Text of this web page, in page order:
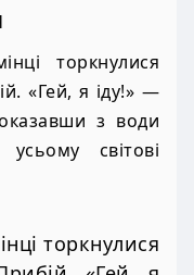
торкнулися
«Гей, я іду!» —
з води
усьому світові
торкнулися